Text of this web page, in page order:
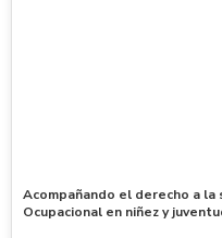
Acompañando el derecho a
Ocupacional en niñez y